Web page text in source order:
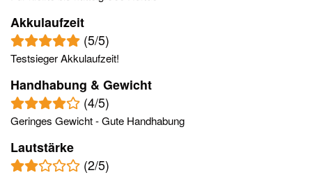
Akkulaufzeit
(5/5)
Testsieger Akkulaufzeit!
Handhabung & Gewicht
(4/5)
Geringes Gewicht - Gute Handhabung
Lautstärke
(2/5)